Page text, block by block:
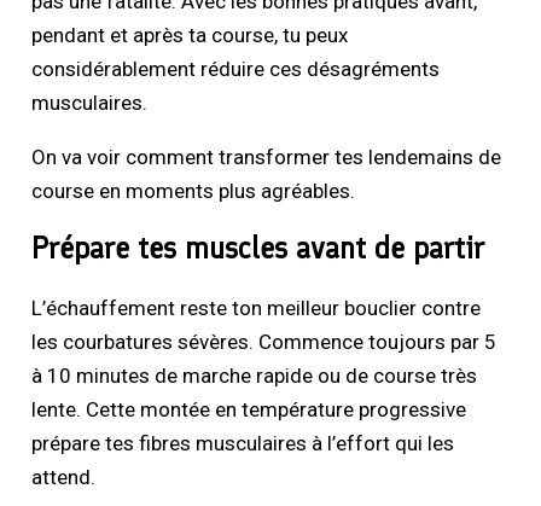
pendant et après ta course, tu peux
considérablement réduire ces désagréments
musculaires.
On va voir comment transformer tes lendemains de
course en moments plus agréables.
Prépare tes muscles avant de partir
L’échauffement reste ton meilleur bouclier contre
les courbatures sévères. Commence toujours par 5
à 10 minutes de marche rapide ou de course très
lente. Cette montée en température progressive
prépare tes fibres musculaires à l’effort qui les
attend.